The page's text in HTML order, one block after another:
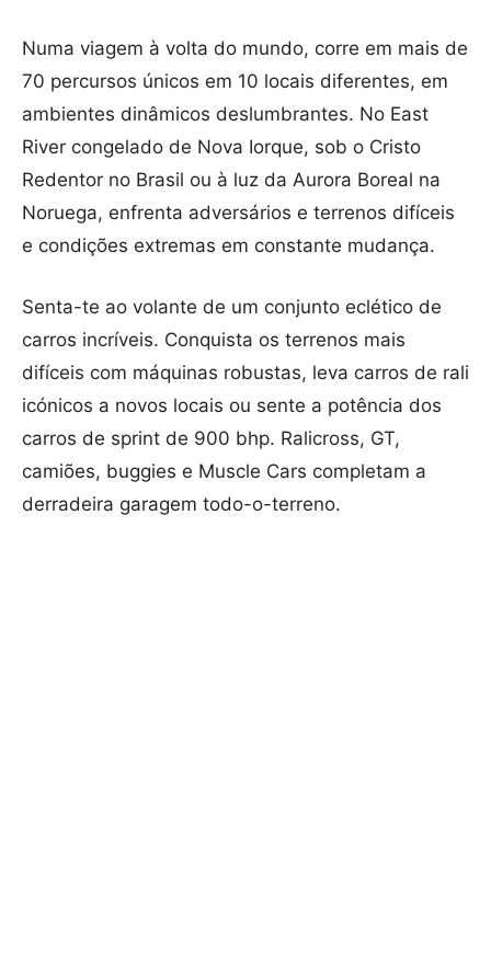
Numa viagem à volta do mundo, corre em mais de
70 percursos únicos em 10 locais diferentes, em
ambientes dinâmicos deslumbrantes. No East
River congelado de Nova Iorque, sob o Cristo
Redentor no Brasil ou à luz da Aurora Boreal na
Noruega, enfrenta adversários e terrenos difíceis
e condições extremas em constante mudança.
Senta-te ao volante de um conjunto eclético de
carros incríveis. Conquista os terrenos mais
difíceis com máquinas robustas, leva carros de rali
icónicos a novos locais ou sente a potência dos
carros de sprint de 900 bhp. Ralicross, GT,
camiões, buggies e Muscle Cars completam a
derradeira garagem todo-o-terreno.